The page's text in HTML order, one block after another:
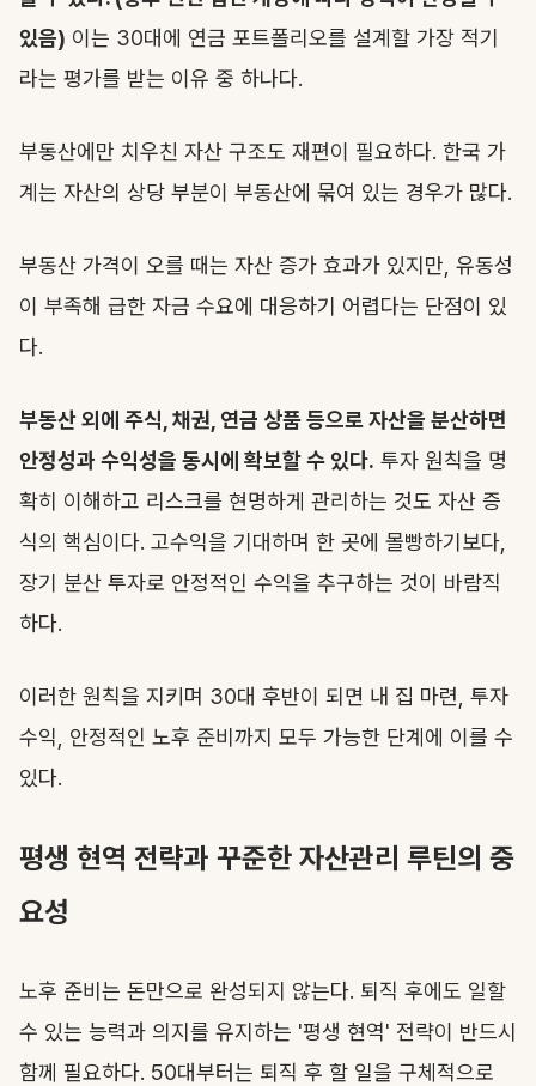
있음) 이는 30대에 연금 포트폴리오를 설계할 가장 적기
라는 평가를 받는 이유 중 하나다.
부동산에만 치우친 자산 구조도 재편이 필요하다. 한국 가
계는 자산의 상당 부분이 부동산에 묶여 있는 경우가 많다.
부동산 가격이 오를 때는 자산 증가 효과가 있지만, 유동성
이 부족해 급한 자금 수요에 대응하기 어렵다는 단점이 있
다.
부동산 외에 주식, 채권, 연금 상품 등으로 자산을 분산하면
안정성과 수익성을 동시에 확보할 수 있다. 투자 원칙을 명
확히 이해하고 리스크를 현명하게 관리하는 것도 자산 증
식의 핵심이다. 고수익을 기대하며 한 곳에 몰빵하기보다,
장기 분산 투자로 안정적인 수익을 추구하는 것이 바람직
하다.
이러한 원칙을 지키며 30대 후반이 되면 내 집 마련, 투자
수익, 안정적인 노후 준비까지 모두 가능한 단계에 이를 수
있다.
평생 현역 전략과 꾸준한 자산관리 루틴의 중
요성
노후 준비는 돈만으로 완성되지 않는다. 퇴직 후에도 일할
수 있는 능력과 의지를 유지하는 '평생 현역' 전략이 반드시
함께 필요하다. 50대부터는 퇴직 후 할 일을 구체적으로